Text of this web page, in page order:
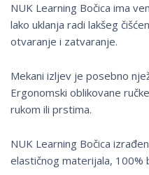
NUK Learning Bočica ima
lako uklanja radi lakšeg
otvaranje i zatvaranje.
Mekani izljev je posebno
Ergonomski oblikovane
rukom ili prstima.
NUK Learning Bočica
elastičnog materijala, 100%